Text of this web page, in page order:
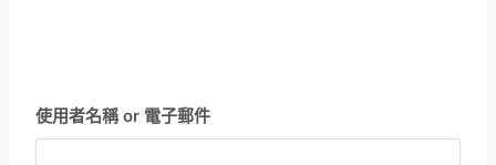
使用者名稱 or 電子郵件